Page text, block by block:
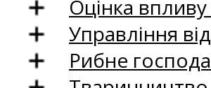
Оцінка
Управління
Рибне